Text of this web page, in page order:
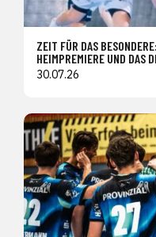
ZEIT FÜR DAS
HEIMPREMIERE UND DAS
30.07.26